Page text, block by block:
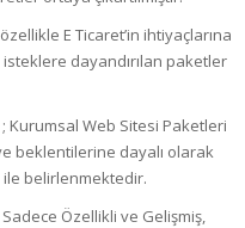
E Ticaret’in ihtiyaçlarına
dayandırılan paketler
; Kurumsal Web Sitesi Paketleri
beklentilerine dayalı olarak
ile belirlenmektedir.
Sadece Özellikli ve Gelişmiş,